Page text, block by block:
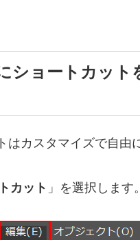
ショートカッ
はカスタマイズで自由
カット 」を選択します。